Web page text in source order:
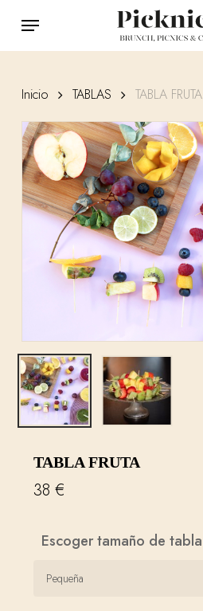
content
Menu
Inicio TABLAS TABLA FRUTA
TABLA FRUTA
38 €
Escoger tamaño de tabla